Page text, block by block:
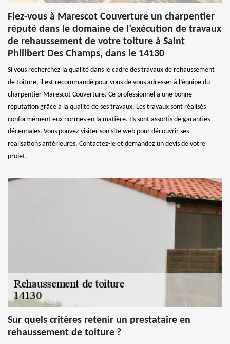
Fiez-vous à Marescot Couverture un charpentier
réputé dans le domaine de l’exécution de travaux
de rehaussement de votre toiture à Saint
Philibert Des Champs, dans le 14130
Si vous recherchez la qualité dans le cadre des travaux de rehaussement
de toiture, il est recommandé pour vous de vous adresser à l’équipe du
charpentier Marescot Couverture. Ce professionnel a une bonne
réputation grâce à la qualité de ses travaux. Les travaux sont réalisés
conformément eux normes en la matière. Ils sont assortis de garanties
décennales. Vous pouvez visiter son site web pour découvrir ses
réalisations antérieures. Contactez-le et demandez un devis de votre
projet.
Sur quels critères retenir un prestataire en
rehaussement de toiture ?